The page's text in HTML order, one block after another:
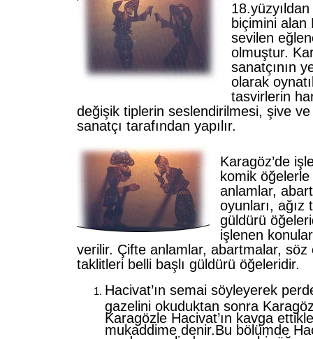
biçimini alan
sevilen
olmuştur.
sanatçının
olarak
tasvirlerin
değişik tiplerin seslendirilmesi, şive
sanatçı tarafından yapılır.
Karagöz’de
komik
anlamlar,
oyunları, ağız
güldürü
işlenen
verilir. Çifte anlamlar, abartmalar, söz
taklitleri belli başlı güldürü öğeleridir.
Hacivat’ın semai söyleyerek
gazelini okuduktan sonra
Karagözle Hacivat’ın kavga
mukaddime denir.Bu bölümde